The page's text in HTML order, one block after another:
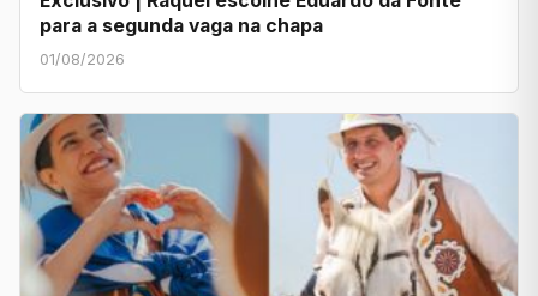
para a segunda vaga na chapa
01/08/2026